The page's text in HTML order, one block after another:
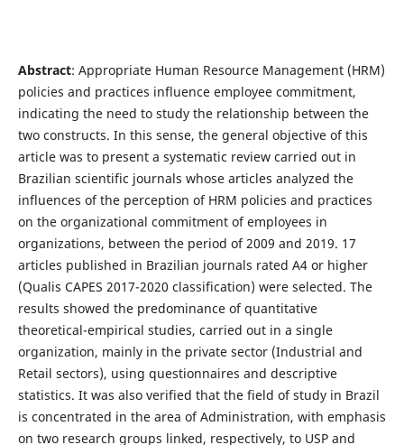
Abstract: Appropriate Human Resource Management (HRM)
policies and practices influence employee commitment,
indicating the need to study the relationship between the
two constructs. In this sense, the general objective of this
article was to present a systematic review carried out in
Brazilian scientific journals whose articles analyzed the
influences of the perception of HRM policies and practices
on the organizational commitment of employees in
organizations, between the period of 2009 and 2019. 17
articles published in Brazilian journals rated A4 or higher
(Qualis CAPES 2017-2020 classification) were selected. The
results showed the predominance of quantitative
theoretical-empirical studies, carried out in a single
organization, mainly in the private sector (Industrial and
Retail sectors), using questionnaires and descriptive
statistics. It was also verified that the field of study in Brazil
is concentrated in the area of Administration, with emphasis
on two research groups linked, respectively, to USP and